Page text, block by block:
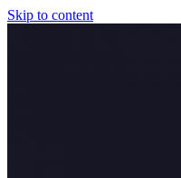
Skip to content